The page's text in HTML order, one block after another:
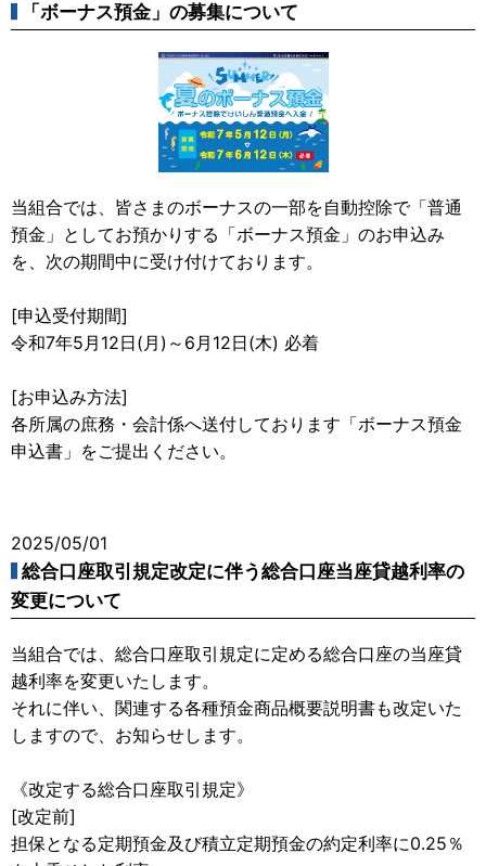
「ボーナス預金」の募集について
当組合では、皆さまのボーナスの一部を自動控除で「普通
預金」としてお預かりする「ボーナス預金」のお申込み
を、次の期間中に受け付けております。
[申込受付期間]
令和7年5月12日(月)～6月12日(木) 必着
[お申込み方法]
各所属の庶務・会計係へ送付しております「ボーナス預金
申込書」をご提出ください。
2025/05/01
総合口座取引規定改定に伴う総合口座当座貸越利率の
変更について
当組合では、総合口座取引規定に定める総合口座の当座貸
越利率を変更いたします。
それに伴い、関連する各種預金商品概要説明書も改定いた
しますので、お知らせします。
《改定する総合口座取引規定》
[改定前]
担保となる定期預金及び積立定期預金の約定利率に0.25％